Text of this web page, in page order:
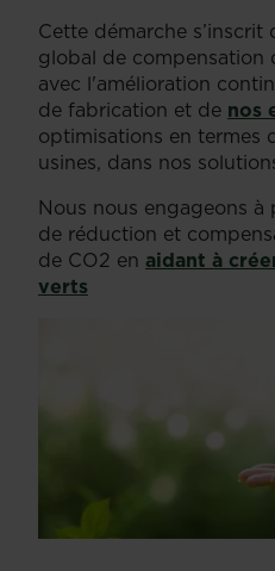
Cette démarche s’inscrit
global de compensation
avec l'amélioration
de fabrication et de nos
optimisations en termes
usines, dans nos
Nous nous engageons
de réduction et
de CO2 en aidant à
verts